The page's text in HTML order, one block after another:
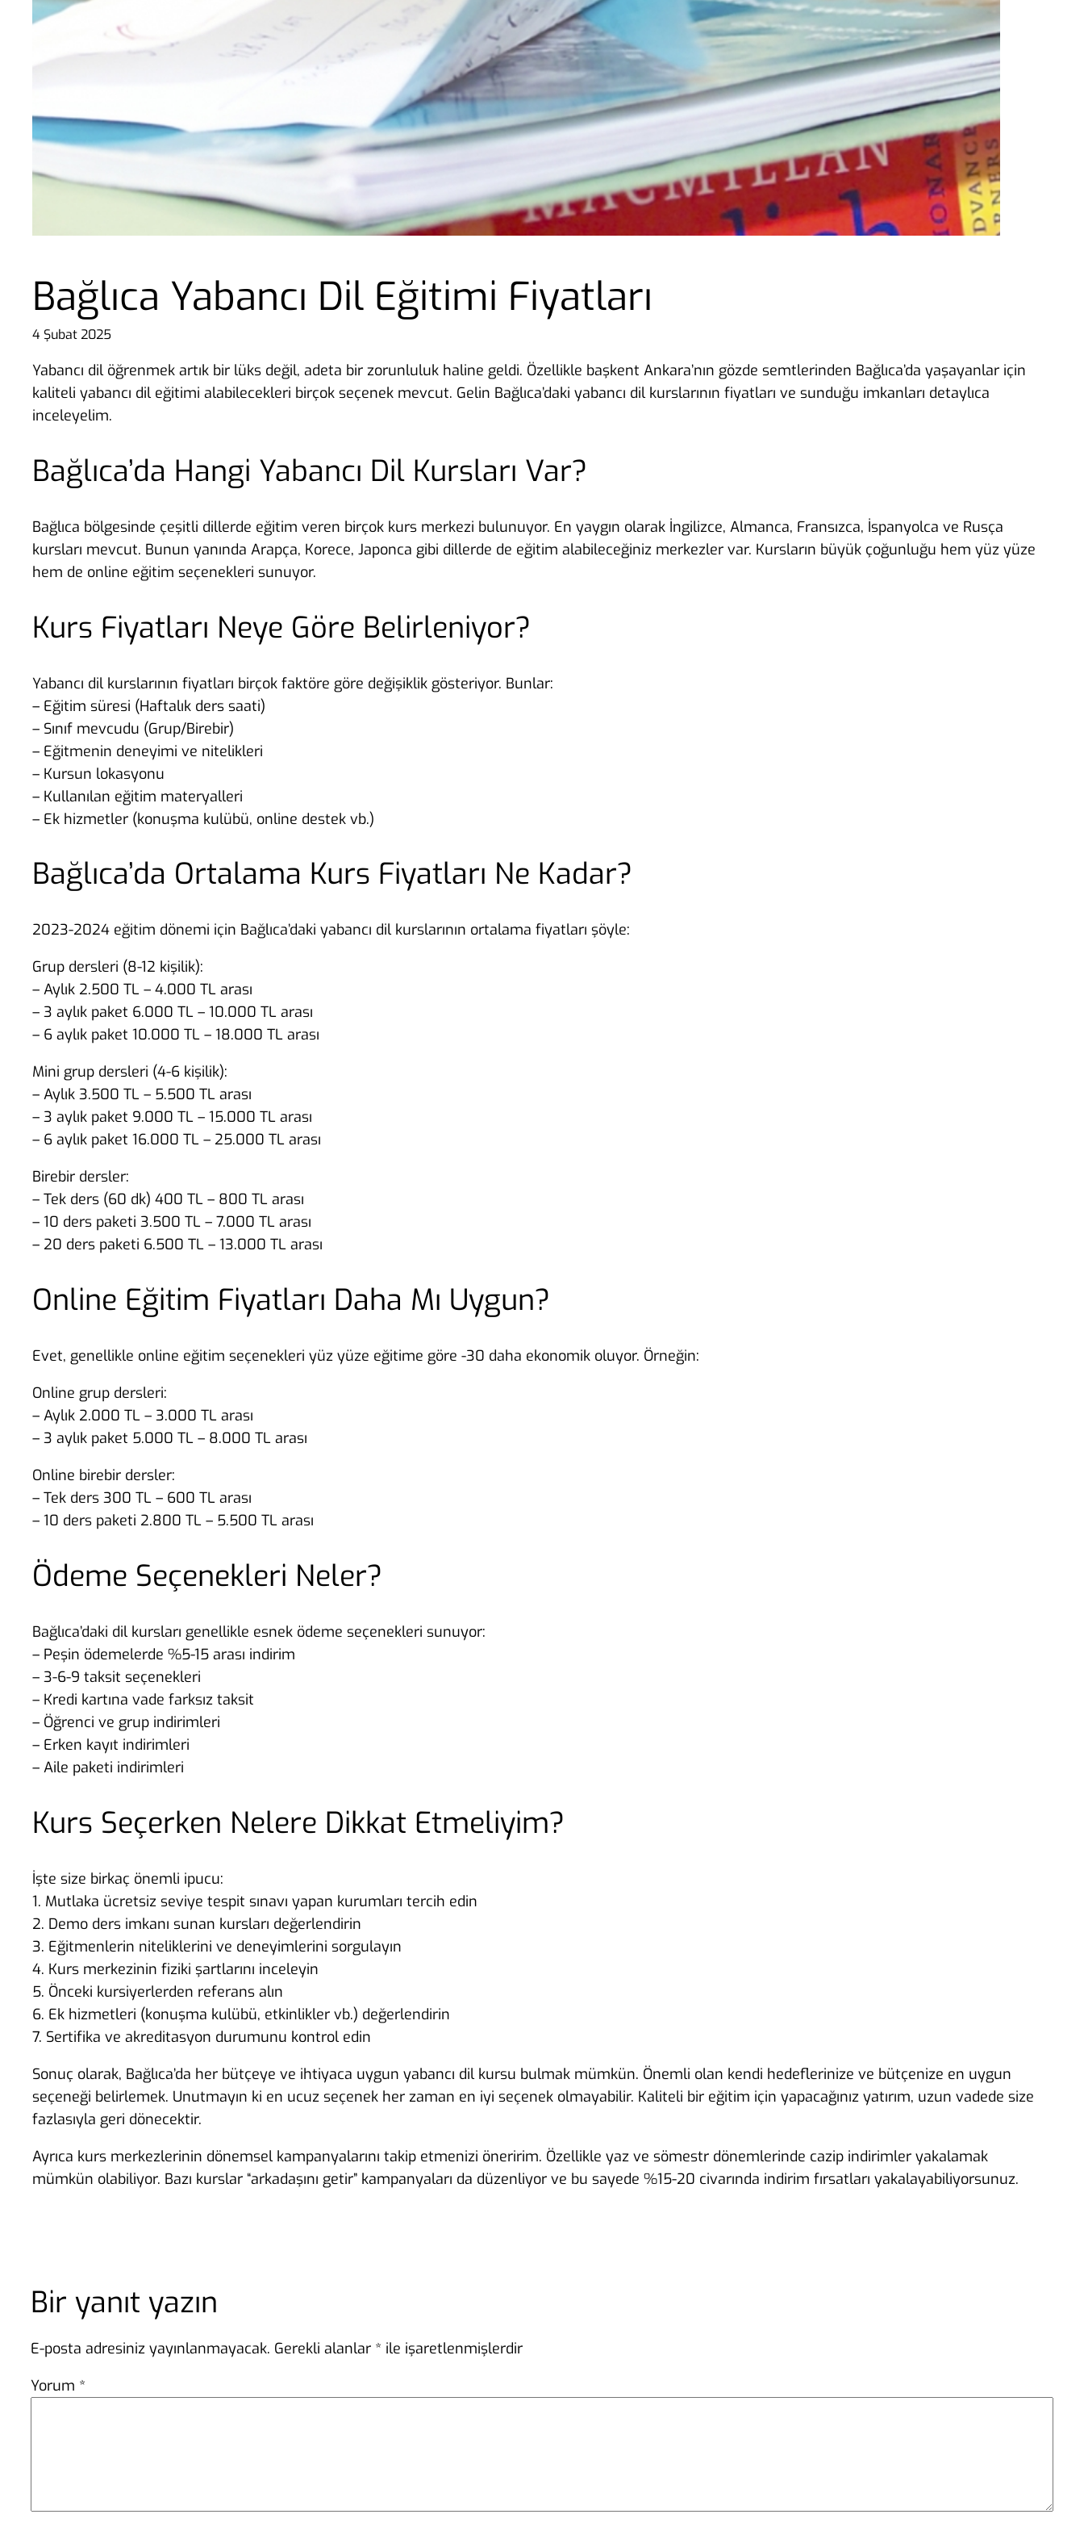
Bağlıca Yabancı Dil Eğitimi Fiyatları
4 Şubat 2025
Yabancı dil öğrenmek artık bir lüks değil, adeta bir zorunluluk haline geldi. Özellikle başkent Ankara’nın gözde semtlerinden Bağlıca’da yaşayanlar için
kaliteli yabancı dil eğitimi alabilecekleri birçok seçenek mevcut. Gelin Bağlıca’daki yabancı dil kurslarının fiyatları ve sunduğu imkanları detaylıca
inceleyelim.
Bağlıca’da Hangi Yabancı Dil Kursları Var?
Bağlıca bölgesinde çeşitli dillerde eğitim veren birçok kurs merkezi bulunuyor. En yaygın olarak İngilizce, Almanca, Fransızca, İspanyolca ve Rusça
kursları mevcut. Bunun yanında Arapça, Korece, Japonca gibi dillerde de eğitim alabileceğiniz merkezler var. Kursların büyük çoğunluğu hem yüz yüze
hem de online eğitim seçenekleri sunuyor.
Kurs Fiyatları Neye Göre Belirleniyor?
Yabancı dil kurslarının fiyatları birçok faktöre göre değişiklik gösteriyor. Bunlar:
– Eğitim süresi (Haftalık ders saati)
– Sınıf mevcudu (Grup/Birebir)
– Eğitmenin deneyimi ve nitelikleri
– Kursun lokasyonu
– Kullanılan eğitim materyalleri
– Ek hizmetler (konuşma kulübü, online destek vb.)
Bağlıca’da Ortalama Kurs Fiyatları Ne Kadar?
2023-2024 eğitim dönemi için Bağlıca’daki yabancı dil kurslarının ortalama fiyatları şöyle:
Grup dersleri (8-12 kişilik):
– Aylık 2.500 TL – 4.000 TL arası
– 3 aylık paket 6.000 TL – 10.000 TL arası
– 6 aylık paket 10.000 TL – 18.000 TL arası
Mini grup dersleri (4-6 kişilik):
– Aylık 3.500 TL – 5.500 TL arası
– 3 aylık paket 9.000 TL – 15.000 TL arası
– 6 aylık paket 16.000 TL – 25.000 TL arası
Birebir dersler:
– Tek ders (60 dk) 400 TL – 800 TL arası
– 10 ders paketi 3.500 TL – 7.000 TL arası
– 20 ders paketi 6.500 TL – 13.000 TL arası
Online Eğitim Fiyatları Daha Mı Uygun?
Evet, genellikle online eğitim seçenekleri yüz yüze eğitime göre -30 daha ekonomik oluyor. Örneğin:
Online grup dersleri:
– Aylık 2.000 TL – 3.000 TL arası
– 3 aylık paket 5.000 TL – 8.000 TL arası
Online birebir dersler:
– Tek ders 300 TL – 600 TL arası
– 10 ders paketi 2.800 TL – 5.500 TL arası
Ödeme Seçenekleri Neler?
Bağlıca’daki dil kursları genellikle esnek ödeme seçenekleri sunuyor:
– Peşin ödemelerde %5-15 arası indirim
– 3-6-9 taksit seçenekleri
– Kredi kartına vade farksız taksit
– Öğrenci ve grup indirimleri
– Erken kayıt indirimleri
– Aile paketi indirimleri
Kurs Seçerken Nelere Dikkat Etmeliyim?
İşte size birkaç önemli ipucu:
1. Mutlaka ücretsiz seviye tespit sınavı yapan kurumları tercih edin
2. Demo ders imkanı sunan kursları değerlendirin
3. Eğitmenlerin niteliklerini ve deneyimlerini sorgulayın
4. Kurs merkezinin fiziki şartlarını inceleyin
5. Önceki kursiyerlerden referans alın
6. Ek hizmetleri (konuşma kulübü, etkinlikler vb.) değerlendirin
7. Sertifika ve akreditasyon durumunu kontrol edin
Sonuç olarak, Bağlıca’da her bütçeye ve ihtiyaca uygun yabancı dil kursu bulmak mümkün. Önemli olan kendi hedeflerinize ve bütçenize en uygun
seçeneği belirlemek. Unutmayın ki en ucuz seçenek her zaman en iyi seçenek olmayabilir. Kaliteli bir eğitim için yapacağınız yatırım, uzun vadede size
fazlasıyla geri dönecektir.
Ayrıca kurs merkezlerinin dönemsel kampanyalarını takip etmenizi öneririm. Özellikle yaz ve sömestr dönemlerinde cazip indirimler yakalamak
mümkün olabiliyor. Bazı kurslar “arkadaşını getir” kampanyaları da düzenliyor ve bu sayede %15-20 civarında indirim fırsatları yakalayabiliyorsunuz.
Bir yanıt yazın
E-posta adresiniz yayınlanmayacak. Gerekli alanlar * ile işaretlenmişlerdir
Yorum *